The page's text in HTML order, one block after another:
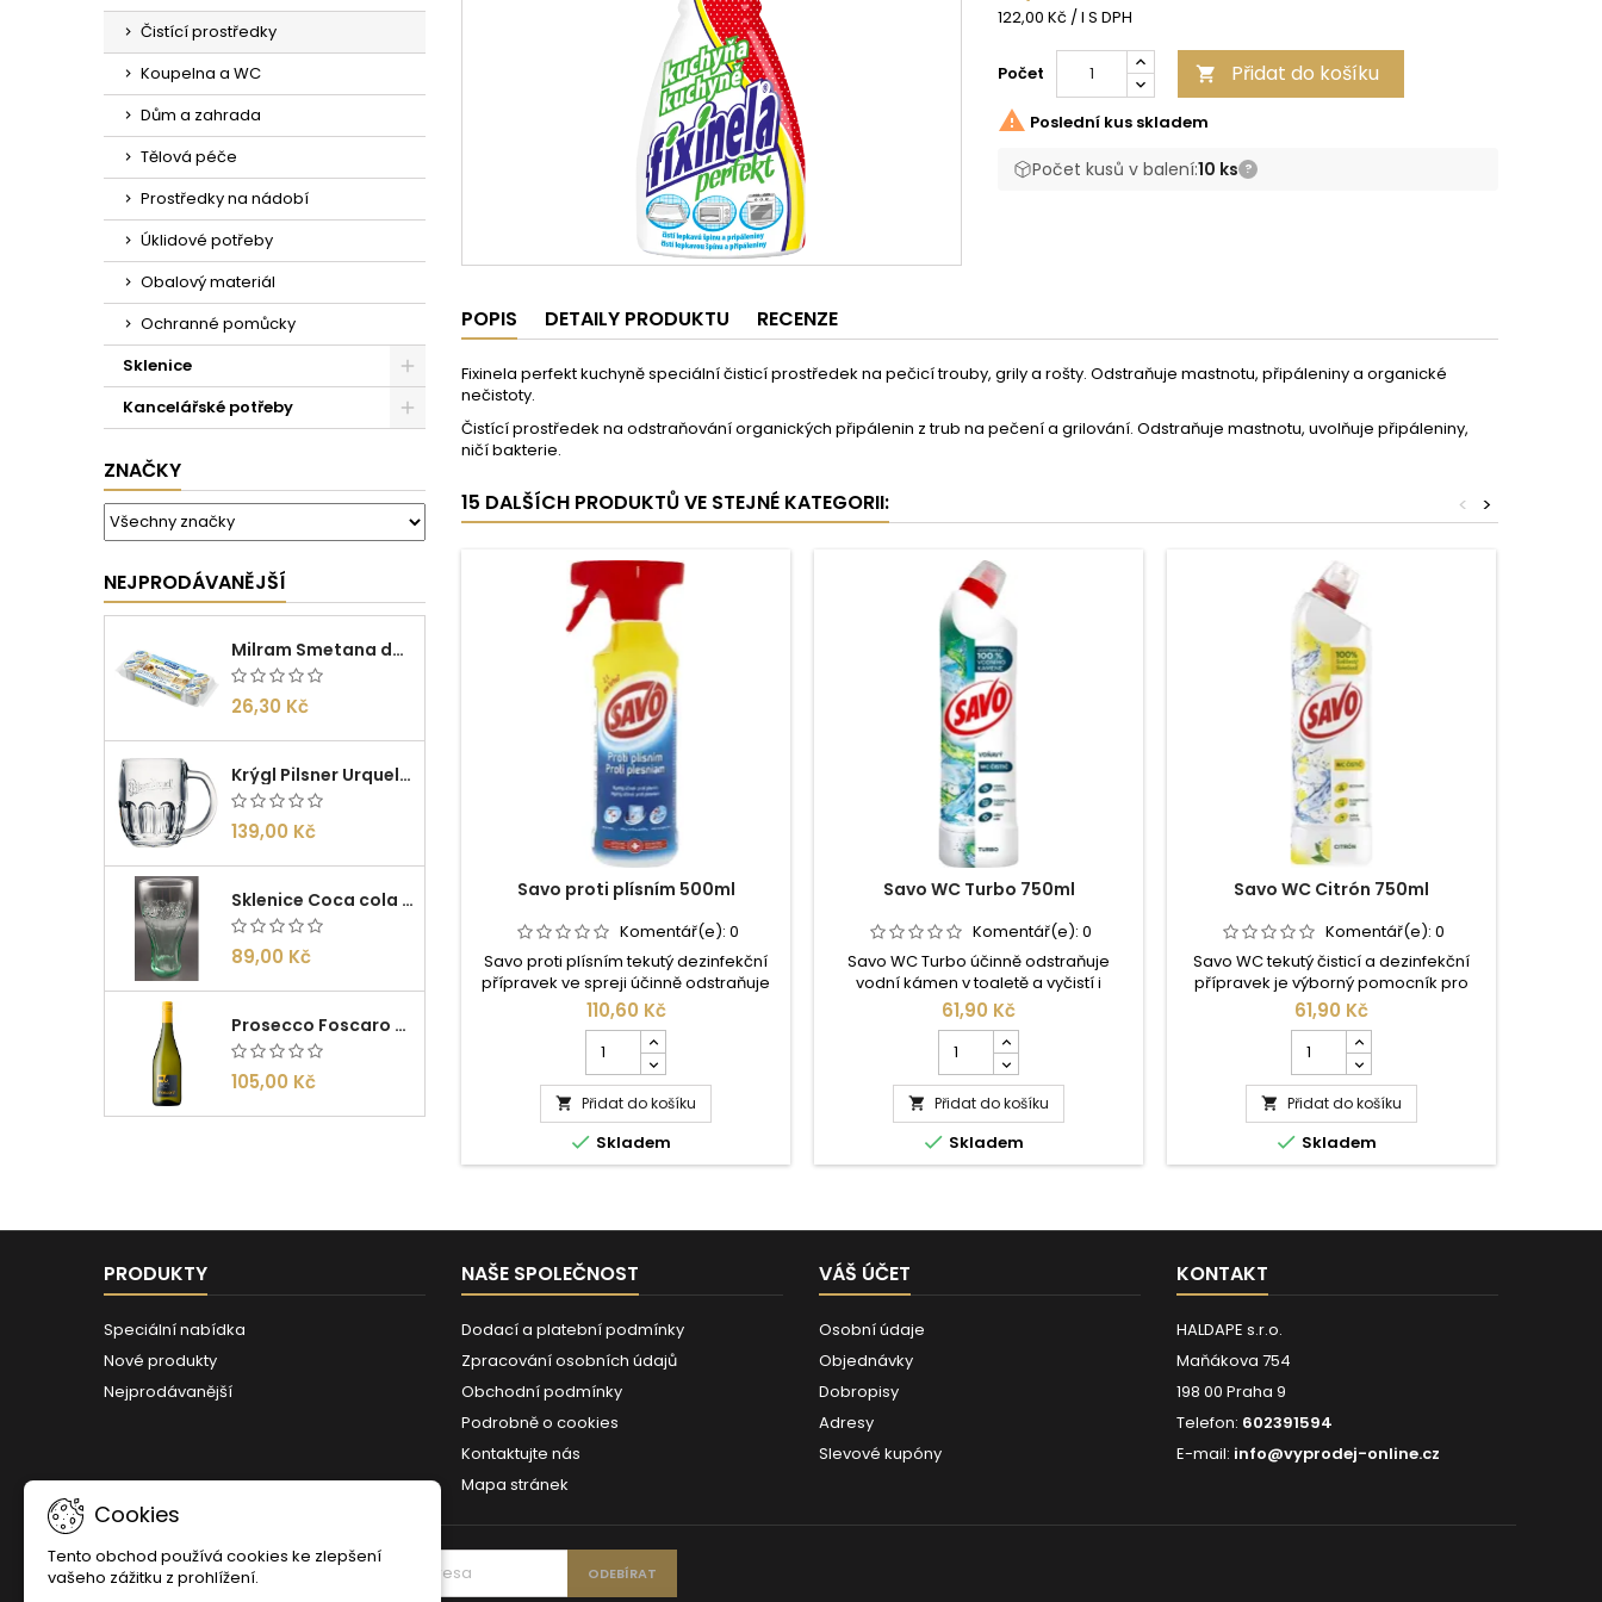
Čistící prostředky
Koupelna a WC
Dům a zahrada
Tělová péče
Prostředky na nádobí
Úklidové potřeby
Obalový materiál
Ochranné pomůcky
Sklenice
Kancelářské potřeby
ZNAČKY
NEJPRODÁVANĚJŠÍ
Milram Smetana do kávy Irish Cream 14g/10ks
26,30 Kč
Krýgl Pilsner Urquell 0,5l
139,00 Kč
Sklenice Coca cola 0,27l
89,00 Kč
Prosecco Foscaro Frizzante DOC 0,75l
105,00 Kč
122,00 Kč / l S DPH
Počet  Přidat do košíku
 Poslední kus skladem
Počet kusů v balení:10 ks ?
POPIS DETAILY PRODUKTU RECENZE
Fixinela perfekt kuchyně speciální čisticí prostředek na pečicí trouby, grily a rošty. Odstraňuje mastnotu, připáleniny a organické
nečistoty.
Čistící prostředek na odstraňování organických připálenin z trub na pečení a grilování. Odstraňuje mastnotu, uvolňuje připáleniny,
ničí bakterie.
15 DALŠÍCH PRODUKTŮ VE STEJNÉ KATEGORII: >
<
Savo proti plísním 500ml
Komentář(e): 0
Savo proti plísním tekutý dezinfekční
přípravek ve spreji účinně odstraňuje
všechny druhy plísní a hub. Povrch
vydezinfikuje a krásně vybělí. Můžete jej
použít na různé povrchy: stěny,
keramiku, obklady a spáry, omítky,
zdivo, kámen, smalt, plasty, akrylátové
povrchy, silikon, guma, nerez. Použití :
Stlačte bezpečnostní pojistku a
současně otočte trysku...
110,60 Kč
kusů
produktu
Savo
proti
plísním
500ml
 Přidat do košíku
 Skladem
Savo WC Turbo 750ml
Komentář(e): 0
Savo WC Turbo účinně odstraňuje
vodní kámen v toaletě a vyčistí i
hluboce usazené nečistoty. Toaleta je
tak hygienicky čistá. Příjemná vůně
zanechá vaši toaletu svěží po dlouhou
dobu. Použití : Vyznačené plochy na
uzávěru stlačte k sobě, pootočte a
otevřete. Trysku vložte pod horní okraj
toaletní mísy a stlačením láhve
naneste přípravek tak, aby pokryl...
61,90 Kč
kusů
produktu
Savo
WC
Turbo
750ml
 Přidat do košíku
 Skladem
Savo WC Citrón 750ml
Komentář(e): 0
Savo WC tekutý čisticí a dezinfekční
přípravek je výborný pomocník pro
čistou, dezinfikovanou a zářivě bílou
toaletu bez usazenin. Spolehlivě
likviduje bakterie, viry a mikroskopické
houby. Vůně citronu zanechá vaši
toaletu svěží po dlouhou dobu. Použití :
Vyznačené plochy na uzávěru stlačte k
sobě, pootočte a otevřete. Trysku
vložte pod horní okraj mísy...
61,90 Kč
kusů
produktu
Savo
WC
Citrón
750ml
 Přidat do košíku
 Skladem
PRODUKTY
Speciální nabídka
Nové produkty
Nejprodávanější
NAŠE SPOLEČNOST
Dodací a platební podmínky
Zpracování osobních údajů
Obchodní podmínky
Podrobně o cookies
Kontaktujte nás
Mapa stránek
VÁŠ ÚČET
Osobní údaje
Objednávky
Dobropisy
Adresy
Slevové kupóny
KONTAKT
HALDAPE s.r.o.
Maňákova 754
198 00 Praha 9
Telefon: 602391594
E-mail: info@vyprodej-online.cz
Cookies
Tento obchod používá cookies ke zlepšení
vašeho zážitku z prohlížení.
ODBĚR NOVINEK